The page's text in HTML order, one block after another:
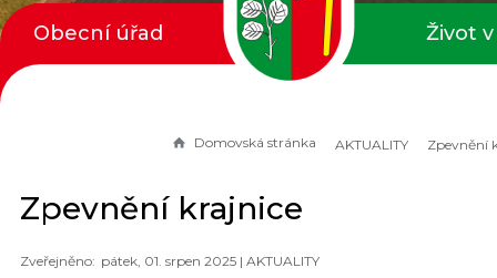
Domovská stránka AKTUALITY Zpevnění
Zpevnění krajnice
pátek, 01. srpen 2025 | AKTUALITY
Obecní úřad Život